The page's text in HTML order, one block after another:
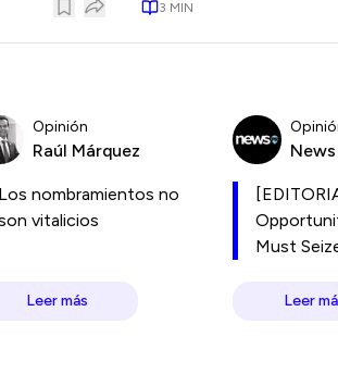
3 MIN
Opinión
Raúl Márquez
Los nombramientos no
vitalicios
Leer más
News
Must
Leer